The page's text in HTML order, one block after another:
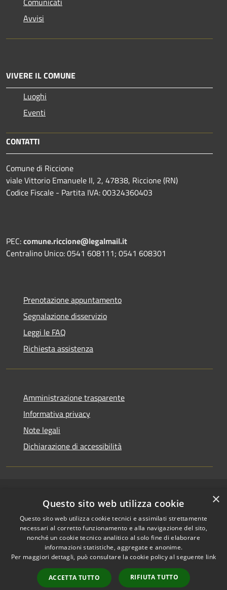
Avvisi
VIVERE IL COMUNE
Luoghi
Eventi
CONTATTI
Comune di Riccione
viale Vittorio Emanuele II, 2, 47838, Riccione (RN)
Codice Fiscale - Partita IVA: 00324360403
PEC:comune.riccione@legalmail.it
Centralino Unico: 0541 608111; 0541 608301
Prenotazione appuntamento
Segnalazione disservizio
Leggi le FAQ
Richiesta assistenza
Amministrazione trasparente
Informativa privacy
Note legali
Dichiarazione di accessibilità
Accessibilità
Privacy
Cookie
Mappa del sito
Area riservata
amministratori comunali
Portale Dipendente
Copyright © 2026 • Comune di
Riccione • Powered by
Municipium•Accesso
redazione
×
Questo sito web utilizza cookie
Questo sito web utilizza cookie tecnici e assimilati strettamente
necessari al corretto funzionamento e alla navigazione del sito,
nonché un cookie tecnico analitico al solo fine di elaborare
informazioni statistiche, aggregate e anonime.
Per maggiori dettagli, può consultare la cookie policy al seguente link
ACCETTA TUTTO RIFIUTA TUTTO